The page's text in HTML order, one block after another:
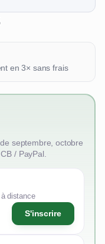
en 3× sans frais
septembre, octobre
/ PayPal.
à distance
S'inscrire